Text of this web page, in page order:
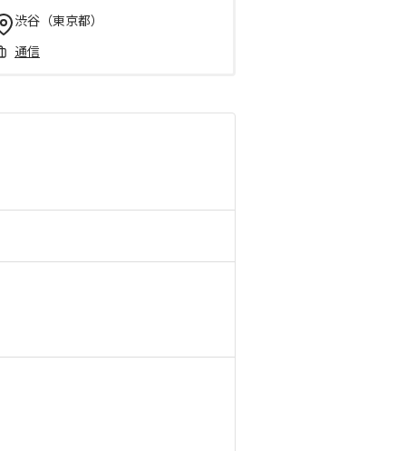
渋谷（東京都）
通信